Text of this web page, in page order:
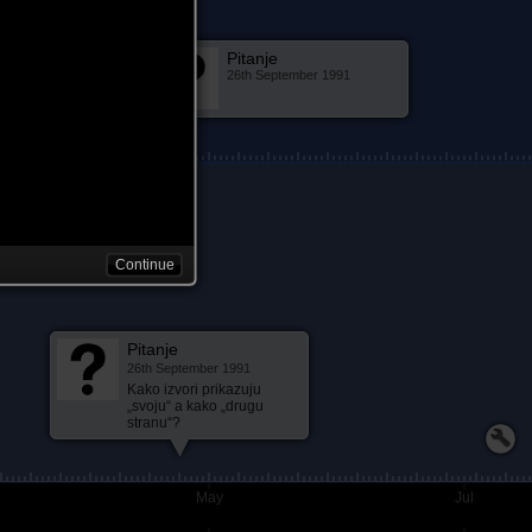
Pitanje
26th September 1991
Pitanje
26th September 1991
Kako izvori prikazuju
„svoju“ a kako „drugu
stranu“?
May Jul
Continue